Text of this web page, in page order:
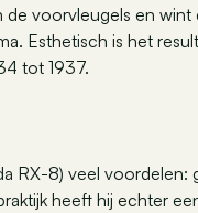
voorvleugels en
Esthetisch is het
tot 1937.
RX-8) veel voordelen:
heeft hij echter